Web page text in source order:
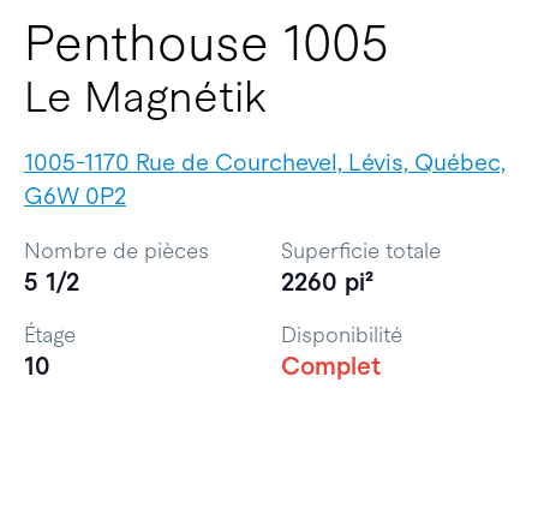
Penthouse 1005
Le Magnétik
1005-1170 Rue de Courchevel, Lévis, Québec,
G6W 0P2
Nombre de pièces
5 1/2
Superficie totale
2260 pi²
Étage
10
Disponibilité
Complet